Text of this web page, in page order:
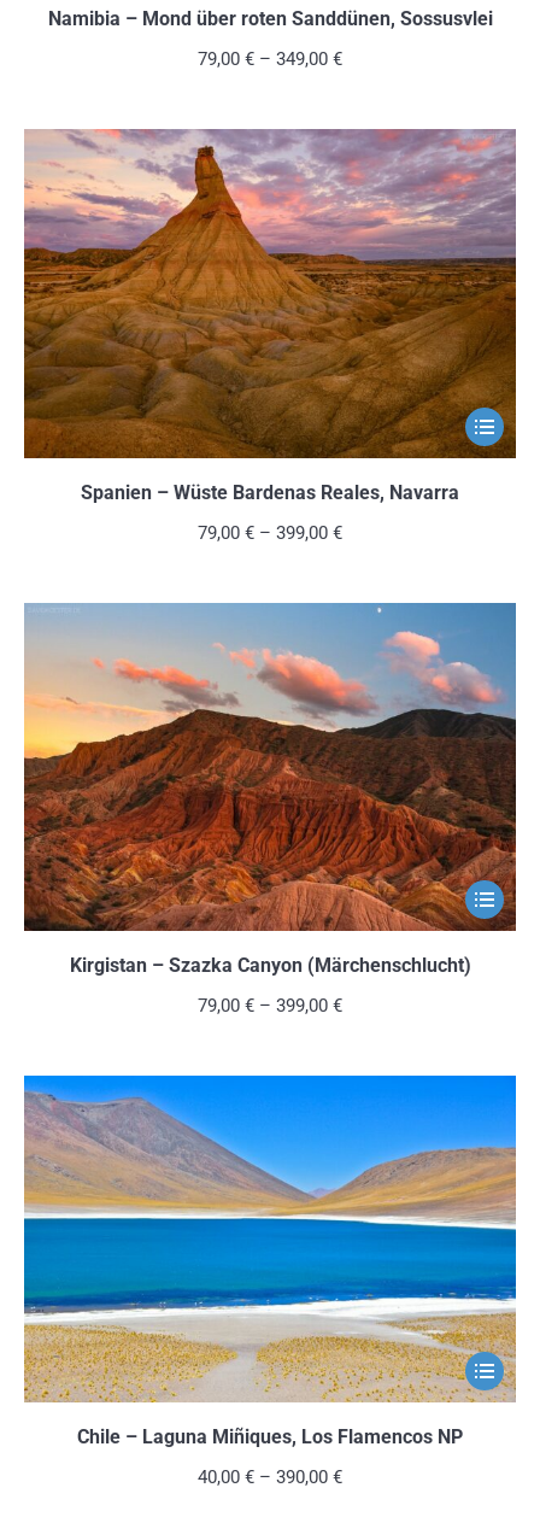
weist
Die
Optionen
können
auf
der
gewählt
werden
Namibia – Mond über roten Sanddünen, Sossusvlei
79,00 € – 349,00 €
Dieses
Produkt
Optionen
können
auf
der
gewählt
werden
Spanien – Wüste Bardenas Reales, Navarra
79,00 € – 399,00 €
Dieses
Produkt
weist
können
auf
der
gewählt
werden
Kirgistan – Szazka Canyon (Märchenschlucht)
79,00 € – 399,00 €
Dieses
Produkt
Chile – Laguna Miñiques, Los Flamencos NP
40,00 € – 390,00 €